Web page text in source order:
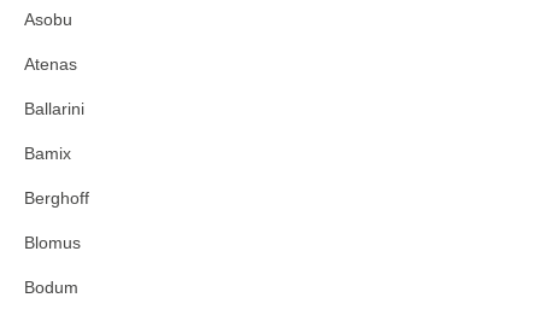
Asobu
Atenas
Ballarini
Bamix
Berghoff
Blomus
Bodum